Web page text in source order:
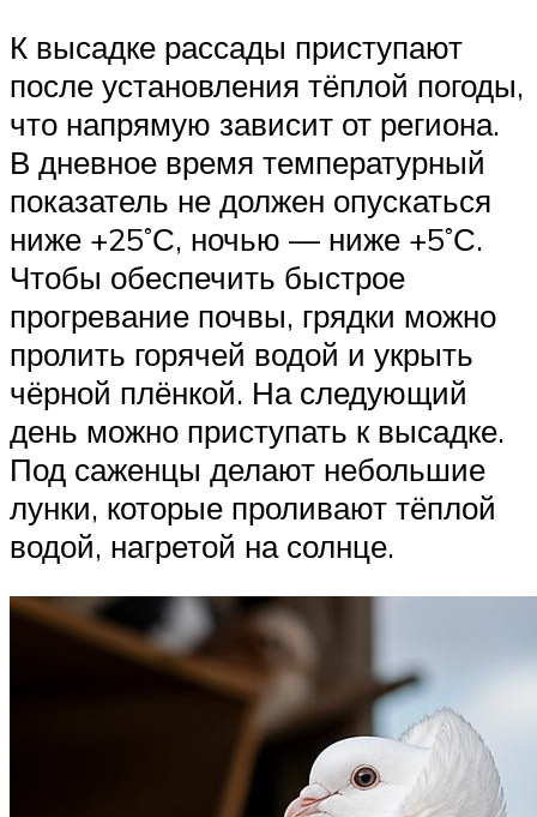
К высадке рассады приступают
после установления тёплой погоды,
что напрямую зависит от региона.
В дневное время температурный
показатель не должен опускаться
ниже +25˚С, ночью — ниже +5˚С.
Чтобы обеспечить быстрое
прогревание почвы, грядки можно
пролить горячей водой и укрыть
чёрной плёнкой. На следующий
день можно приступать к высадке.
Под саженцы делают небольшие
лунки, которые проливают тёплой
водой, нагретой на солнце.